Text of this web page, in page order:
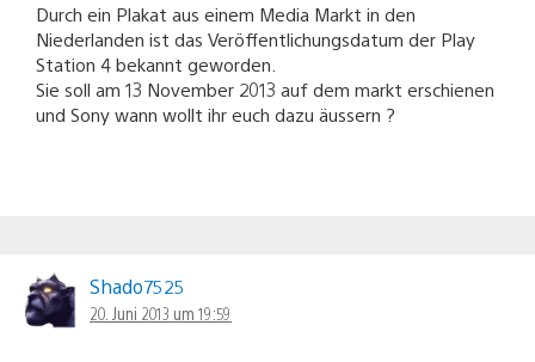
Durch ein Plakat aus einem Media Markt in den
Niederlanden ist das Veröffentlichungsdatum der Play
Station 4 bekannt geworden.
Sie soll am 13 November 2013 auf dem markt erschienen
und Sony wann wollt ihr euch dazu äussern ?
Shado7525
20. Juni 2013 um 19:59